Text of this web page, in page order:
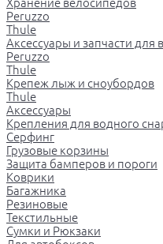
Peruzzo
Thule
Аксессуары и запчасти для
Peruzzo
Thule
Крепеж лыж и сноубордов
Thule
Аксессуары
Крепления для водного
Серфинг
Грузовые корзины
Защита бамперов и пороги
Коврики
Багажника
Резиновые
Текстильные
Сумки и Рюкзаки